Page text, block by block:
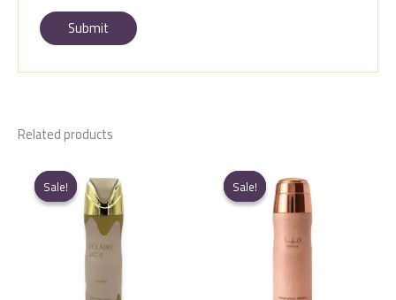
Related products
Sale!
Sale! Sale!
Sale!